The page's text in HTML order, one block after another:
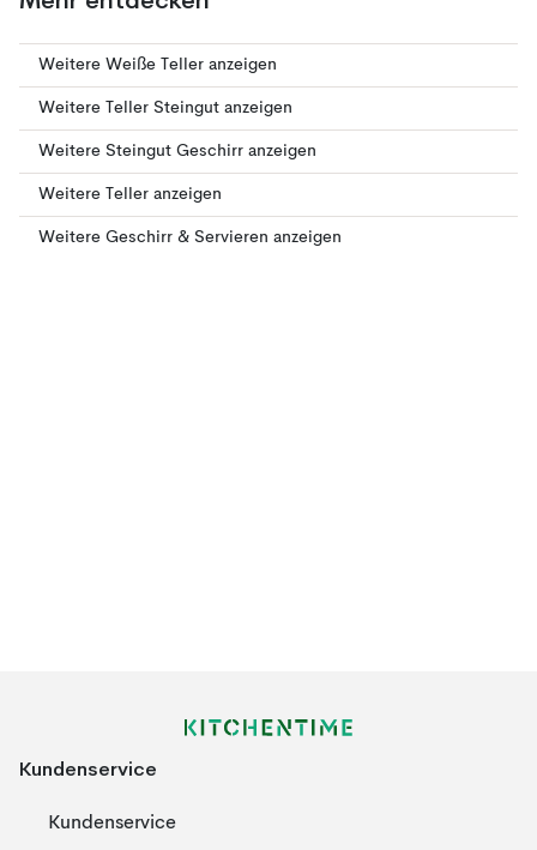
Weitere Weiße Teller anzeigen
Weitere Teller Steingut anzeigen
Weitere Steingut Geschirr anzeigen
Weitere Teller anzeigen
Weitere Geschirr & Servieren anzeigen
Kundenservice
Kundenservice